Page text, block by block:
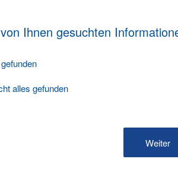
Ihnen gesuchten
alles gefunden
Weiter